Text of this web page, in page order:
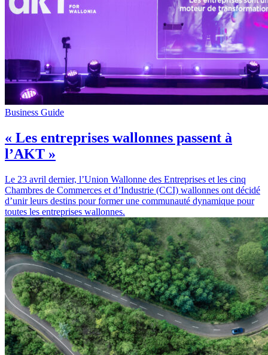
Business Guide
« Les entreprises wallonnes passent à
l’AKT »
Le 23 avril dernier, l’Union Wallonne des Entreprises et les cinq
Chambres de Commerces et d’Industrie (CCI) wallonnes ont décidé
d’unir leurs destins pour former une communauté dynamique pour
toutes les entreprises wallonnes.